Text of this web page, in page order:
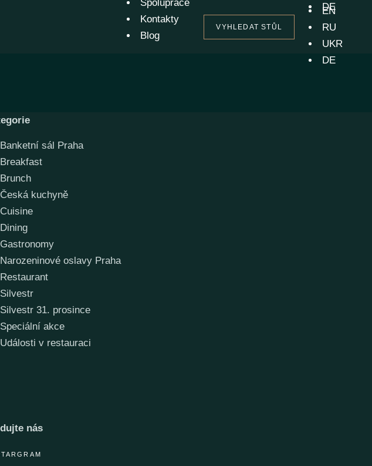
Spolupráce
Kontakty
Blog
VYHLEDAT STŮL
EN
RU
UKR
DE
DE
Banketní sál Praha
Breakfast
Brunch
Česká kuchyně
Cuisine
Dining
Gastronomy
Narozeninové oslavy Praha
Restaurant
Silvestr
Silvestr 31. prosince
Speciální akce
Události v restauraci
nás